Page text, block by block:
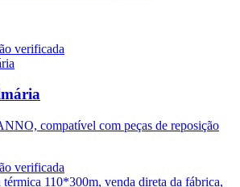
compatível com peças de reposição